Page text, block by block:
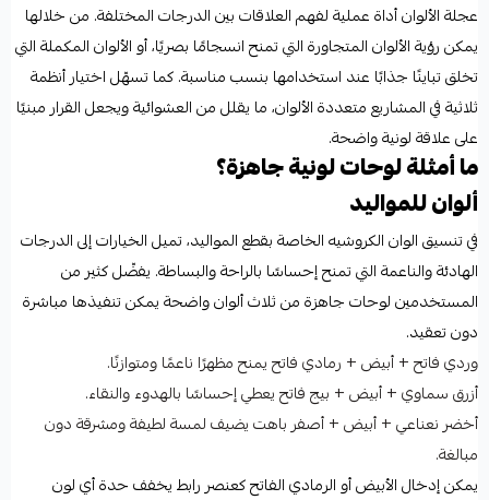
عجلة الألوان أداة عملية لفهم العلاقات بين الدرجات المختلفة. من خلالها
يمكن رؤية الألوان المتجاورة التي تمنح انسجامًا بصريًا، أو الألوان المكملة التي
تخلق تباينًا جذابًا عند استخدامها بنسب مناسبة. كما تسهّل اختيار أنظمة
ثلاثية في المشاريع متعددة الألوان، ما يقلل من العشوائية ويجعل القرار مبنيًا
على علاقة لونية واضحة.
ما أمثلة لوحات لونية جاهزة؟
ألوان للمواليد
في تنسيق الوان الكروشيه الخاصة بقطع المواليد، تميل الخيارات إلى الدرجات
الهادئة والناعمة التي تمنح إحساسًا بالراحة والبساطة. يفضّل كثير من
المستخدمين لوحات جاهزة من ثلاث ألوان واضحة يمكن تنفيذها مباشرة
دون تعقيد.
وردي فاتح + أبيض + رمادي فاتح يمنح مظهرًا ناعمًا ومتوازنًا.
أزرق سماوي + أبيض + بيج فاتح يعطي إحساسًا بالهدوء والنقاء.
أخضر نعناعي + أبيض + أصفر باهت يضيف لمسة لطيفة ومشرقة دون
مبالغة.
يمكن إدخال الأبيض أو الرمادي الفاتح كعنصر رابط يخفف حدة أي لون